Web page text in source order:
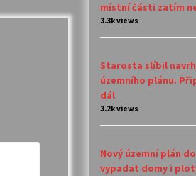
místní části zatím
3.3k views
Starosta slíbil
územního plánu.
dál
3.2k views
Nový územní plán
vypadat domy i